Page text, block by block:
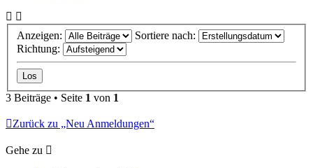
Anzeigen:
Sortiere nach:
Richtung:
3 Beiträge • Seite 1 von 1
Zurück zu „Neu Anmeldungen“
Gehe zu